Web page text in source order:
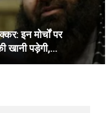
इन मोर्चों पर
खानी पड़ेगी,…